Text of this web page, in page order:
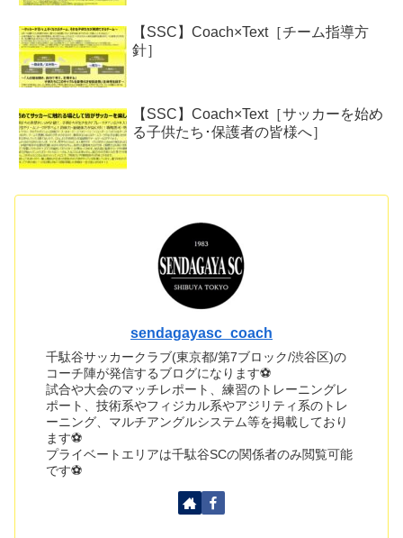
【SSC】Coach×Text［チーム指導方
針］
【SSC】Coach×Text［サッカーを始め
る子供たち･保護者の皆様へ］
sendagayasc_coach
千駄谷サッカークラブ(東京都/第7ブロック/渋谷区)の
コーチ陣が発信するブログになります⚽
試合や大会のマッチレポート、練習のトレーニングレ
ポート、技術系やフィジカル系やアジリティ系のトレ
ーニング、マルチアングルシステム等を掲載しており
ます⚽
プライベートエリアは千駄谷SCの関係者のみ閲覧可能
です⚽